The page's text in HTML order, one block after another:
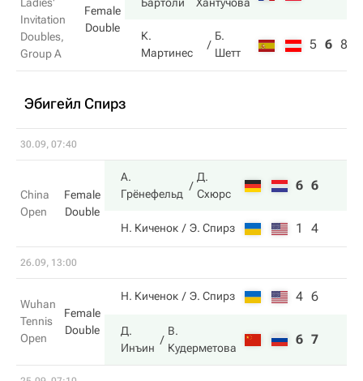
Invitation
Doubles,
Group A
Female
Double
К.
Мартинес
Б.
Шетт
5 6 8
Эбигейл Спирз
30.09, 07:40
China
Open
Female
Double
А.
Грёнефельд
Д.
Схюрс
6 6
Н. Киченок Э. Спирз 1 4
26.09, 13:00
Wuhan
Tennis
Open
Female
Double
Н. Киченок Э. Спирз 4 6
Д.
Инъин
В.
Кудерметова
6 7